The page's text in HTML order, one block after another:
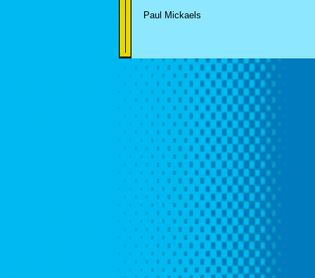
Paul Mickaels